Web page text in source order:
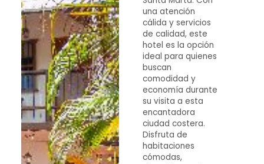
una atención
cálida y servicios
de calidad, este
hotel es la opción
ideal para quienes
buscan
comodidad y
economía durante
su visita a esta
encantadora
ciudad costera.
Disfruta de
habitaciones
cómodas,